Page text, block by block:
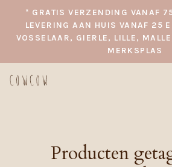
* GRATIS VERZENDING VANAF
LEVERING AAN HUIS VANAF 25
VOSSELAAR, GIERLE, LILLE,
MERKSPLAS
Producten